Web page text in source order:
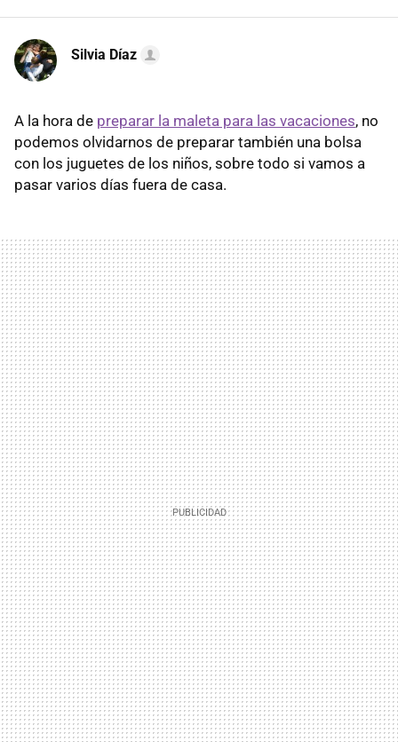
Silvia Díaz
A la hora de preparar la maleta para las vacaciones, no
podemos olvidarnos de preparar también una bolsa
con los juguetes de los niños, sobre todo si vamos a
pasar varios días fuera de casa.